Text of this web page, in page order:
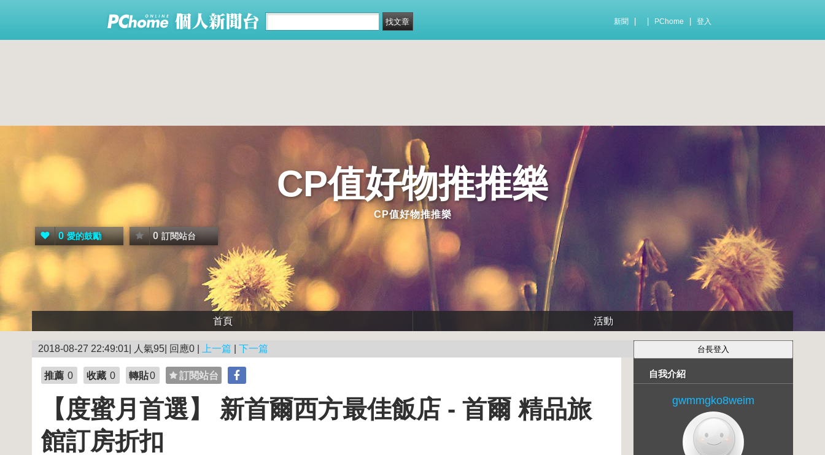
新聞 PChome 登入
CP值好物推推樂
CP值好物推推樂
0 愛的鼓勵 0 訂閱站台
首頁 活動
2018-08-27 22:49:01| 人氣95| 回應0 | 上一篇 下一篇
推薦 0 收藏 0 轉貼0 訂閱站台
【度蜜月首選】 新首爾西方最佳飯店 - 首爾 精品旅
館訂房折扣
自我介紹
gwmmgko8weim